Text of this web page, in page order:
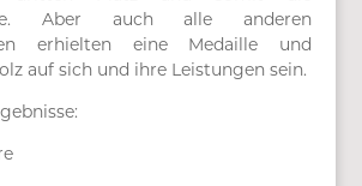
Aber auch alle anderen
erhielten eine Medaille und
auf sich und ihre Leistungen sein.